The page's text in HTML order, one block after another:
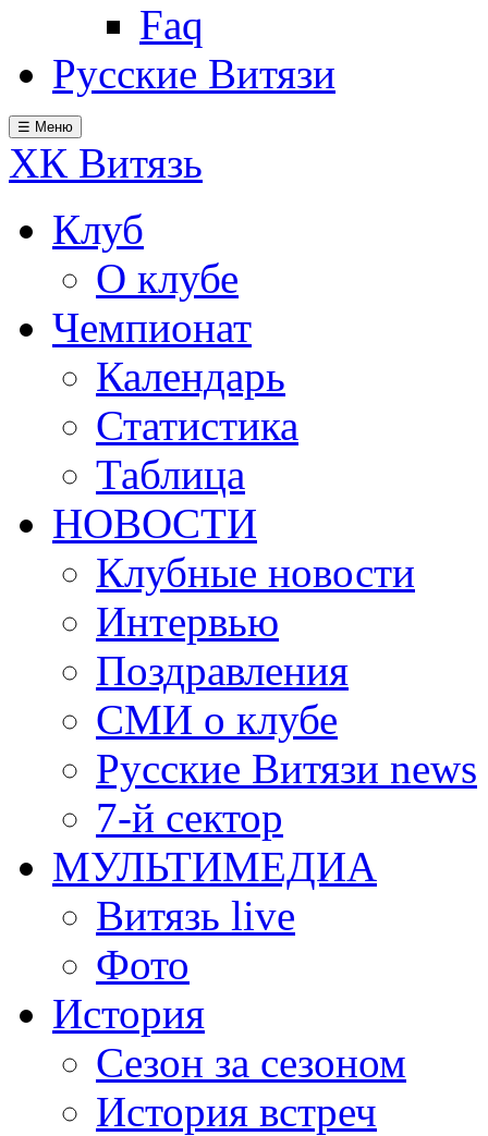
Faq
Русские Витязи
☰ Меню
ХК Витязь
Клуб
О клубе
Чемпионат
Календарь
Статистика
Таблица
НОВОСТИ
Клубные новости
Интервью
Поздравления
СМИ о клубе
Русские Витязи news
7-й сектор
МУЛЬТИМЕДИА
Витязь live
Фото
История
Сезон за сезоном
История встреч